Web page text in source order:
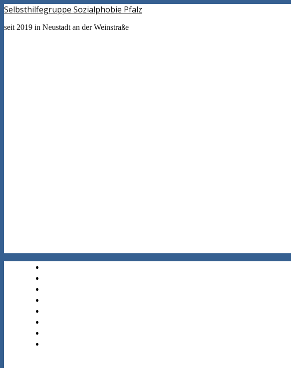
Selbsthilfegruppe Sozialphobie Pfalz
seit 2019 in Neustadt an der Weinstraße